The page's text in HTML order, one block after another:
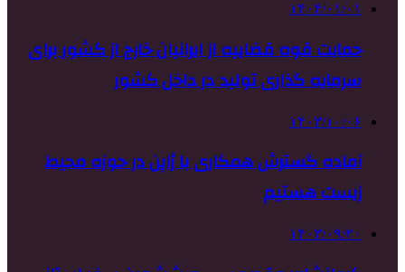
۱۴۰۴/۰۱/۰۱
حمایت قوه قضاییه از ایرانیان خارج از کشور برای
سرمایه گذاری تولید در داخل کشور
۱۴۰۳/۱۰/۰۶
آماده گسترش همکاری با ژاپن در حوزه محیط
زیست هستیم
۱۴۰۳/۰۹/۲۰